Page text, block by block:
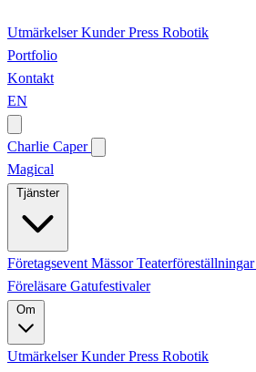
UtmärkelserKunderPress Robotik
Portfolio
Kontakt
EN
Charlie Caper
Magical
Tjänster
Företagsevent MässorTeaterföreställningar
Föreläsare Gatufestivaler
UtmärkelserKunderPress Robotik